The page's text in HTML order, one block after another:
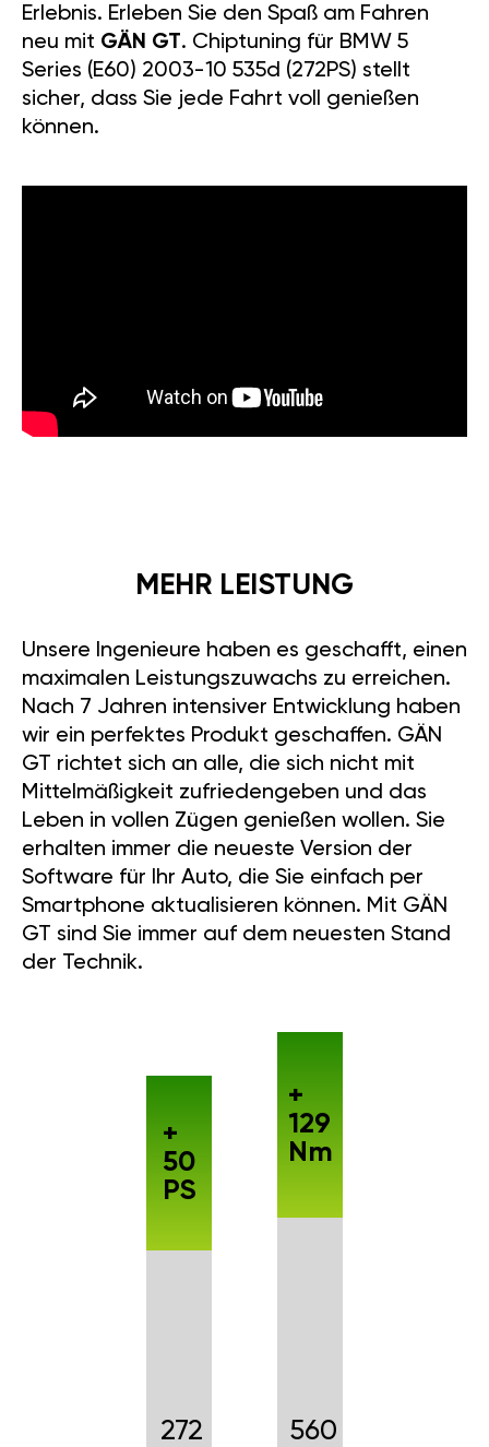
Erlebnis. Erleben Sie den Spaß am Fahren
neu mit GÄN GT. Chiptuning für BMW 5
Series (E60) 2003-10 535d (272PS) stellt
sicher, dass Sie jede Fahrt voll genießen
können.
MEHR LEISTUNG
Unsere Ingenieure haben es geschafft, einen
maximalen Leistungszuwachs zu erreichen.
Nach 7 Jahren intensiver Entwicklung haben
wir ein perfektes Produkt geschaffen. GÄN
GT richtet sich an alle, die sich nicht mit
Mittelmäßigkeit zufriedengeben und das
Leben in vollen Zügen genießen wollen. Sie
erhalten immer die neueste Version der
Software für Ihr Auto, die Sie einfach per
Smartphone aktualisieren können. Mit GÄN
GT sind Sie immer auf dem neuesten Stand
der Technik.
272
+
50
PS
560
+
129
Nm